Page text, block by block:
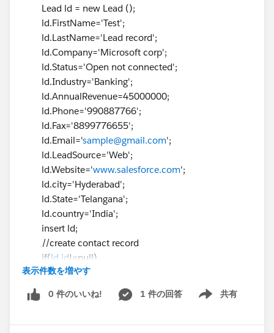
Lead ld = new Lead ();
ld.FirstName='Test';
ld.LastName='Lead record';
ld.Company='Microsoft corp';
ld.Status='Open not connected';
ld.Industry='Banking';
ld.AnnualRevenue=45000000;
ld.Phone='990887766';
ld.Fax='8899776655';
ld.Email='sample@gmail.com';
ld.LeadSource='Web';
ld.Website='www.salesforce.com';
ld.city='Hyderabad';
ld.State='Telangana';
ld.country='India';
insert ld;
//create contact record
if(ld.id!=null)
system.debug('Lead record is created with id
..:'+
);
contact con = New Contact();
表示件数を増やす
0 件のいいね! 1 件の回答 共有
Show menu